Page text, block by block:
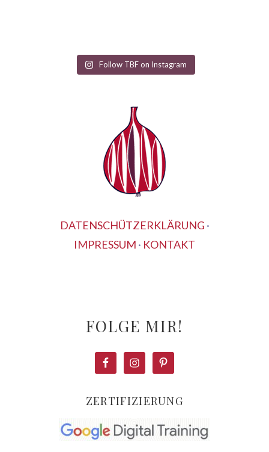
Follow TBF on Instagram
DATENSCHÜTZERKLÄRUNG ·
IMPRESSUM · KONTAKT
FOLGE MIR!
ZERTIFIZIERUNG